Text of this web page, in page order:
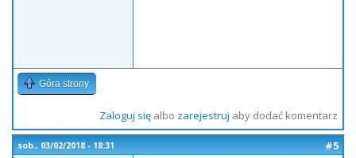
Góra strony
Zaloguj sięalbo zarejestruj aby dodać komentarz
sob., 03/02/2018 - 18:31
#5